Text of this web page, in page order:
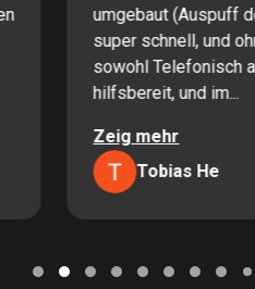
(Auspuff downpipe
schnell, und ohne
Telefonisch als über
und im...
Tobias He